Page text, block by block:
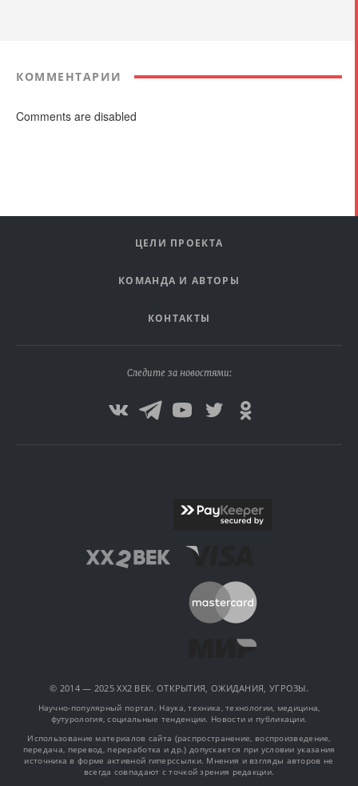
КОММЕНТАРИИ
Comments are disabled
ЦЕЛИ ПРОЕКТА
КОМАНДА И АВТОРЫ
КОНТАКТЫ
Следите за новостями:
© 2014 — 2025 XX2 ВЕК. ОТКРЫТИЯ, ОЖИДАНИЯ, УГРОЗЫ.
Научно-популярный портал. Наука, техника, технологии, медицина,
футурология, социальные тенденции. Новости и публикации.
Использование материалов сайта (распространение, воспроизведение,
передача, перевод, переработка и др.) допускается при условии указания
источника в форме активной гиперссылки. Мнения и взгляды авторов не
всегда совпадают с точкой зрения редакции.